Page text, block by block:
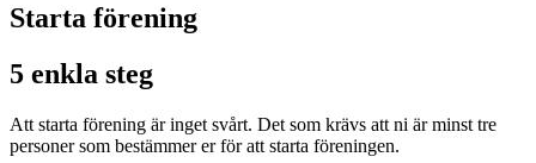
Starta förening
5 enkla steg
Att starta förening är inget svårt. Det som krävs att ni är minst tre
personer som bestämmer er för att starta föreningen.